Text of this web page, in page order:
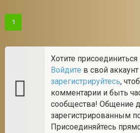
1
Хотите
Войдите в свой
зарегистрируйтесь,
комментарии и быть
сообщества! Общение
зарегистрированным
Присоединяйтесь